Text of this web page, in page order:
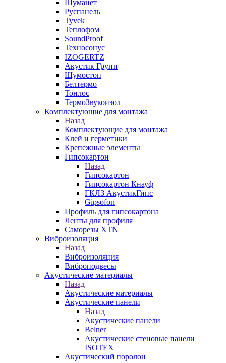
Шуманет
Руспанель
Tyvek
Теплофом
SoundProof
Техносонус
IZOGERTZ
Акустик Групп
Шумостоп
Белтермо
Тонлос
ТермоЗвукоизол
Комплектующие для монтажа
Назад
Комплектующие для монтажа
Клей и герметики
Крепежные элементы
Гипсокартон
Назад
Гипсокартон
Гипсокартон Кнауф
ГКЛЗ АкустикГипс
Gipsofon
Профиль для гипсокартона
Ленты для профиля
Саморезы XTN
Виброизоляция
Назад
Виброизоляция
Виброподвесы
Акустические материалы
Назад
Акустические материалы
Акустические панели
Назад
Акустические панели
Belner
Акустические стеновые панели
ISOTEX
Акустический поролон